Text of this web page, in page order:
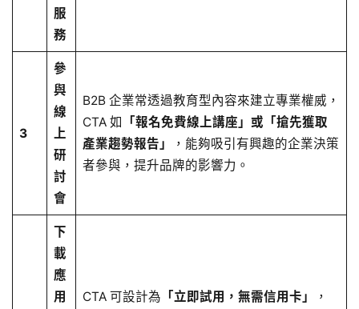
服
務
3
參
與
線
上
研
討
會
B2B 企業常透過教育型內容來建立專業權威，
CTA 如 「報名免費線上講座」或「搶先獲取
產業趨勢報告」
，能夠吸引有興趣的企業決策
者參與，提升品牌的影響力。
下
載
應
用
CTA 可設計為 「立即試用，無需信用卡」
，